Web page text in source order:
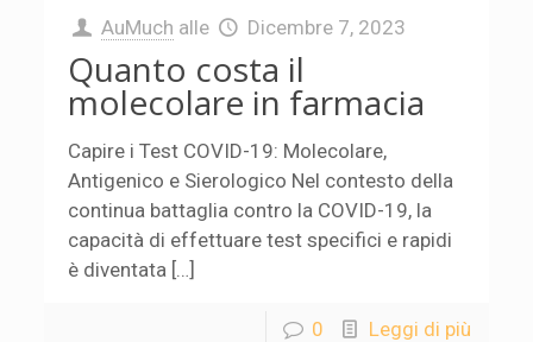
AuMuch alle Dicembre 7, 2023
Quanto costa il
molecolare in farmacia
Capire i Test COVID-19: Molecolare,
Antigenico e Sierologico Nel contesto della
continua battaglia contro la COVID-19, la
capacità di effettuare test specifici e rapidi
è diventata […]
0 Leggi di più